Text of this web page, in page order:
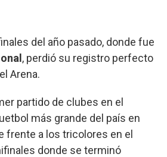
del año pasado, donde fue
, perdió su registro perfecto
Arena.
partido de clubes en el
más grande del país en
frente a los tricolores en el
donde se terminó